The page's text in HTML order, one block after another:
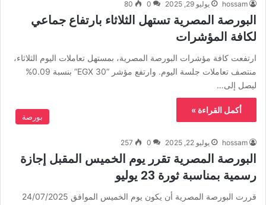
hossam يوليو 29, 2025 0
80
البورصة المصرية تستهل الثلاثاء بارتفاع جماعي
لكافة المؤشرات
ارتفعت كافة مؤشرات البورصة المصرية، بمستهل تعاملات اليوم الثلاثاء،
منتصف تعاملات جلسة اليوم. وارتفع مؤشر “EGX 30” بنسبة 0.09%
ليصل إلى…
أكمل القراءة »
بورصة
hossam يوليو 22, 2025 0
257
البورصة المصرية تقرر يوم الخميس المقبل إجازة
رسمية بمناسبة ثورة 23 يوليو
قررت البورصة المصرية أن يكون يوم الخميس الموافق 24/07/2025